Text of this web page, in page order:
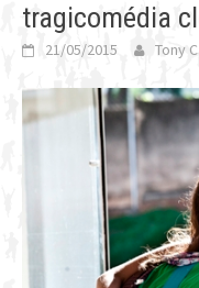
tragicomédia
21/05/2015 Tony